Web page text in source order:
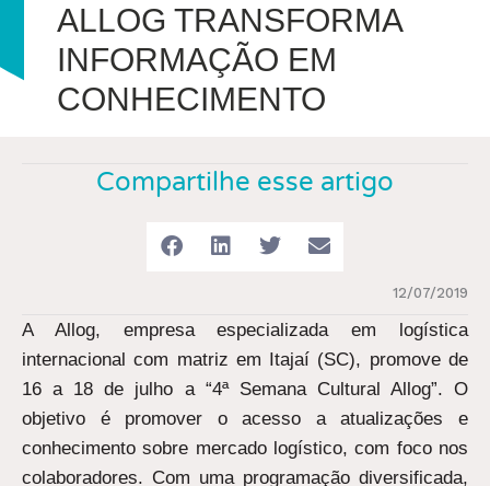
ALLOG TRANSFORMA
INFORMAÇÃO EM
CONHECIMENTO
Compartilhe esse artigo
12/07/2019
A Allog, empresa especializada em logística
internacional com matriz em Itajaí (SC), promove de
16 a 18 de julho a “4ª Semana Cultural Allog”. O
objetivo é promover o acesso a atualizações e
conhecimento sobre mercado logístico, com foco nos
colaboradores. Com uma programação diversificada,